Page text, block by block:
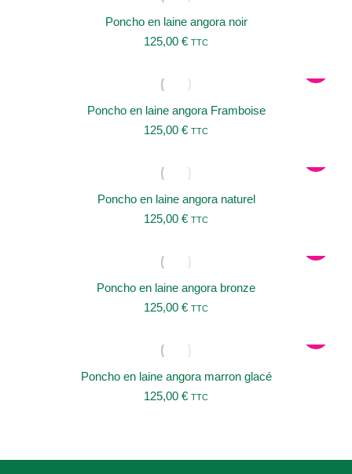
Poncho en laine angora noir
125,00 € TTC
Poncho en laine angora Framboise
125,00 € TTC
Poncho en laine angora naturel
125,00 € TTC
Poncho en laine angora bronze
125,00 € TTC
Poncho en laine angora marron glacé
125,00 € TTC